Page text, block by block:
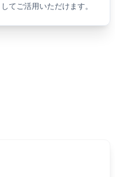
てご活用いただけます。